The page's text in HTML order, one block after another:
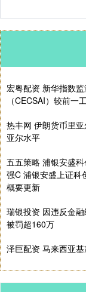
宏粤配资 新华指数
（CECSAI）较前一
热丰网 伊朗货币里
亚尔水平
五五策略 浦银安盛
强C 浦银安盛上证科
概要更新
瑞银投资 因违反金
被罚超160万
泽巨配资 马来西亚